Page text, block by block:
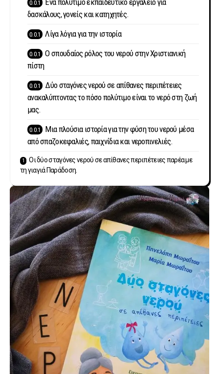
δασκάλους, γονείς και κατηχητές.
Λίγα λόγια για την ιστορία
Ο σπουδαίος ρόλος του νερού στην Χριστιανική
πίστη
Δύο σταγόνες νερού σε απίθανες περιπέτειες
ανακαλύπτοντας το πόσο πολύτιμο είναι το νερό στη ζωή
μας.
Μια πλούσια ιστορία για την φύση του νερού μέσα
από σπαζοκεφαλιές, παιχνίδια και νεροπινελιές.
Οι δύο σταγόνες νερού σε απίθανες περιπέτειες παρέα με
τη γιαγιά Παράδοση.